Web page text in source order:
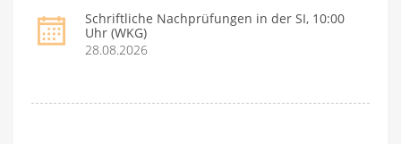
Schriftliche Nachprüfungen in der SI, 10:00
Uhr (WKG)
28.08.2026